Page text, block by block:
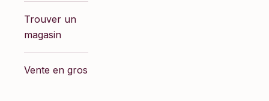
Trouver un
magasin
Vente en gros